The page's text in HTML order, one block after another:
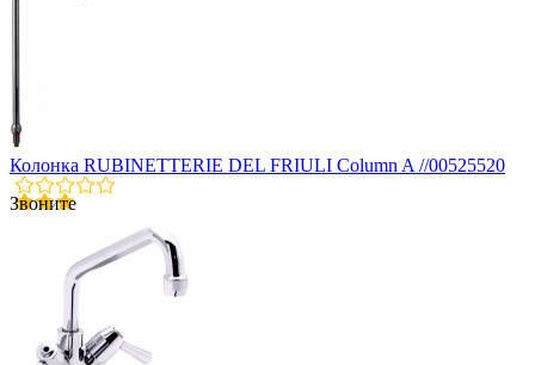
Колонка RUBINETTERIE DEL FRIULI Column A //00525520
Звоните